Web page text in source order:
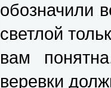
обозначили
светлой
вам
веревки